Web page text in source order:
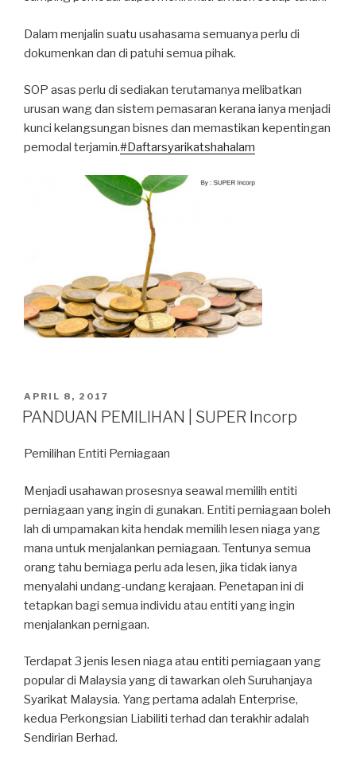
Dalam menjalin suatu usahasama semuanya perlu di
dokumenkan dan di patuhi semua pihak.
SOP asas perlu di sediakan terutamanya melibatkan
urusan wang dan sistem pemasaran kerana ianya menjadi
kunci kelangsungan bisnes dan memastikan kepentingan
pemodal terjamin.#Daftarsyarikatshahalam
POSTED
ON
APRIL 8, 2017
PANDUAN PEMILIHAN | SUPER Incorp
Pemilihan Entiti Perniagaan
Menjadi usahawan prosesnya seawal memilih entiti
perniagaan yang ingin di gunakan. Entiti perniagaan boleh
lah di umpamakan kita hendak memilih lesen niaga yang
mana untuk menjalankan perniagaan. Tentunya semua
orang tahu berniaga perlu ada lesen, jika tidak ianya
menyalahi undang-undang kerajaan. Penetapan ini di
tetapkan bagi semua individu atau entiti yang ingin
menjalankan pernigaan.
Terdapat 3 jenis lesen niaga atau entiti perniagaan yang
popular di Malaysia yang di tawarkan oleh Suruhanjaya
Syarikat Malaysia. Yang pertama adalah Enterprise,
kedua Perkongsian Liabiliti terhad dan terakhir adalah
Sendirian Berhad.